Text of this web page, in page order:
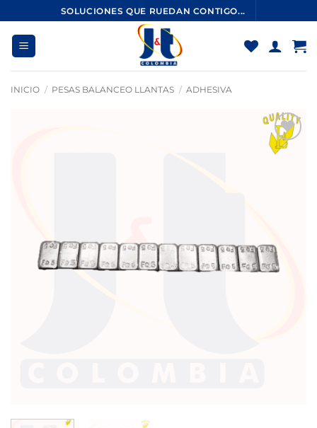
al
contenido
SOLUCIONES QUE RUEDAN CONTIGO...
INICIO / PESAS BALANCEO LLANTAS / ADHESIVA
Añadir